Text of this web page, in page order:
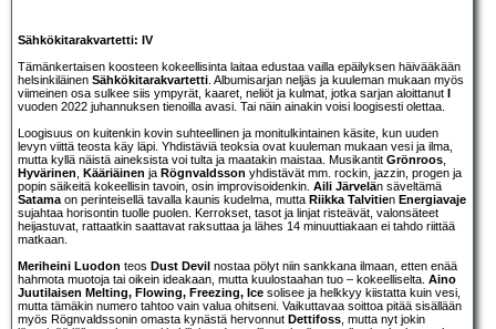
Sähkökitarakvartetti: IV
Tämänkertaisen koosteen kokeellisinta laitaa edustaa vailla epäilyksen häivääkään
helsinkiläinen Sähkökitarakvartetti . Albumisarjan neljäs ja kuuleman mukaan myös
viimeinen osa sulkee siis ympyrät, kaaret, neliöt ja kulmat, jotka sarjan aloittanut I
vuoden 2022 juhannuksen tienoilla avasi. Tai näin ainakin voisi loogisesti olettaa.
Loogisuus on kuitenkin kovin suhteellinen ja monitulkintainen käsite, kun uuden
levyn viittä teosta käy läpi. Yhdistäviä teoksia ovat kuuleman mukaan vesi ja ilma,
mutta kyllä näistä aineksista voi tulta ja maatakin maistaa. Musikantit Grönroos
Hyvärinen Kääriäinen ja Rögnvaldsson yhdistävät mm. rockin, jazzin, progen ja
popin säikeitä kokeellisin tavoin, osin improvisoidenkin. Aili Järvelän säveltämä
Satama on perinteisellä tavalla kaunis kudelma, mutta Riikka Talvitien Energiavaje
sujahtaa horisontin tuolle puolen. Kerrokset, tasot ja linjat risteävät, valonsäteet
heijastuvat, rattaatkin saattavat raksuttaa ja lähes 14 minuuttiakaan ei tahdo riittää
matkaan.
Meriheini Luodon teos Dust Devil nostaa pölyt niin sankkana ilmaan, etten enää
hahmota muotoja tai oikein ideakaan, mutta kuulostaahan tuo – kokeelliselta. Aino
Juutilaisen Melting, Flowing, Freezing, Ice solisee ja helkkyy kiistatta kuin vesi,
mutta tämäkin numero tahtoo vain valua ohitseni. Vaikuttavaa soittoa pitää sisällään
myös Rögnvaldssonin omasta kynästä hervonnut Dettifoss , mutta nyt jokin